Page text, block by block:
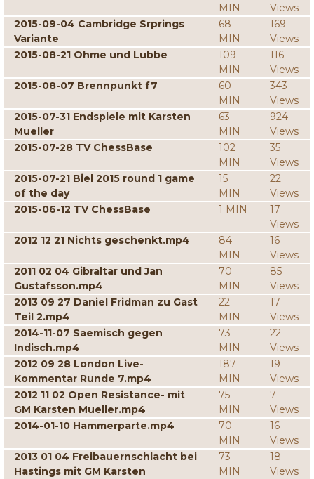
MIN
Views
2015-09-04 Cambridge Srprings
Variante
68
MIN
169
Views
2015-08-21 Ohme und Lubbe
109
MIN
116
Views
2015-08-07 Brennpunkt f7
60
MIN
343
Views
2015-07-31 Endspiele mit Karsten
Mueller
63
MIN
924
Views
2015-07-28 TV ChessBase
102
MIN
35
Views
2015-07-21 Biel 2015 round 1 game
of the day
15
MIN
22
Views
2015-06-12 TV ChessBase
1 MIN
17
Views
2012 12 21 Nichts geschenkt.mp4
84
MIN
16
Views
2011 02 04 Gibraltar und Jan
Gustafsson.mp4
70
MIN
85
Views
2013 09 27 Daniel Fridman zu Gast
Teil 2.mp4
22
MIN
17
Views
2014-11-07 Saemisch gegen
Indisch.mp4
73
MIN
22
Views
2012 09 28 London Live-
Kommentar Runde 7.mp4
187
MIN
19
Views
2012 11 02 Open Resistance- mit
GM Karsten Mueller.mp4
75
MIN
7
Views
2014-01-10 Hammerparte.mp4
70
MIN
16
Views
2013 01 04 Freibauernschlacht bei
Hastings mit GM Karsten
73
MIN
18
Views